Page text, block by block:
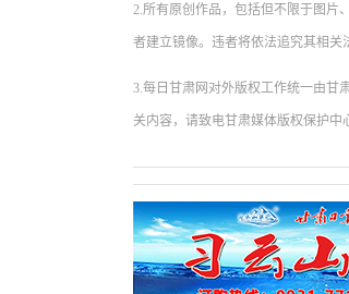
2.所有原创作品，包括但不限于图片
者建立镜像。违者将依法追究其相关
3.每日甘肃网对外版权工作统一由甘
关内容，请致电甘肃媒体版权保护中